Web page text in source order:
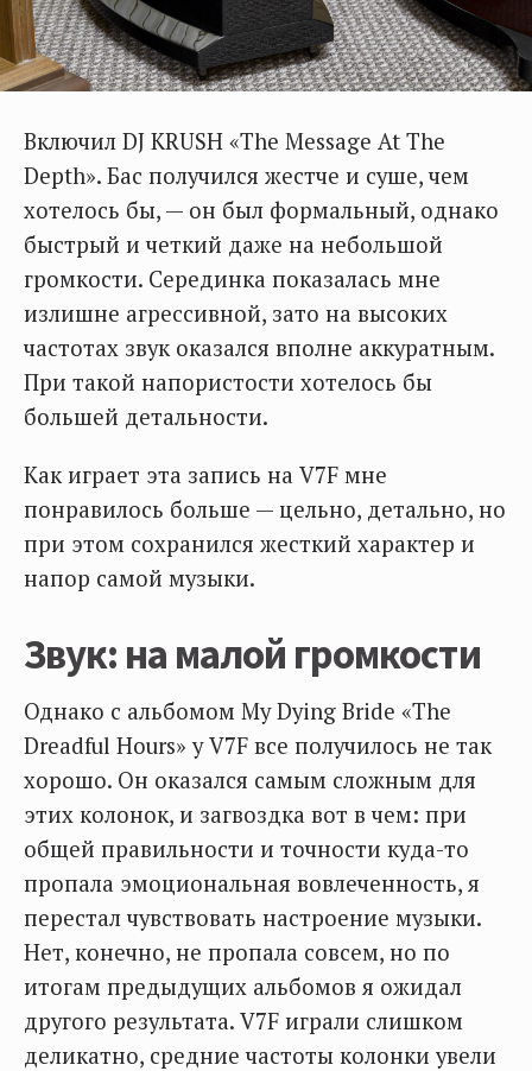
Включил DJ KRUSH «The Message At The
Depth». Бас получился жестче и суше, чем
хотелось бы, — он был формальный, однако
быстрый и четкий даже на небольшой
громкости. Серединка показалась мне
излишне агрессивной, зато на высоких
частотах звук оказался вполне аккуратным.
При такой напористости хотелось бы
большей детальности.
Как играет эта запись на V7F мне
понравилось больше — цельно, детально, но
при этом сохранился жесткий характер и
напор самой музыки.
Звук: на малой громкости
Однако с альбомом My Dying Bride ‎«The
Dreadful Hours» у V7F все получилось не так
хорошо. Он оказался самым сложным для
этих колонок, и загвоздка вот в чем: при
общей правильности и точности куда-то
пропала эмоциональная вовлеченность, я
перестал чувствовать настроение музыки.
Нет, конечно, не пропала совсем, но по
итогам предыдущих альбомов я ожидал
другого результата. V7F играли слишком
деликатно, средние частоты колонки увели